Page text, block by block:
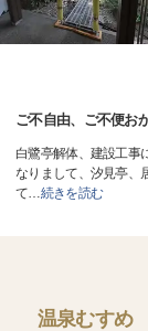
ご不自由、ご不便お
白鷺亭解体、建設工事
なりまして、汐見亭、
て…続きを読む
温泉むすめ